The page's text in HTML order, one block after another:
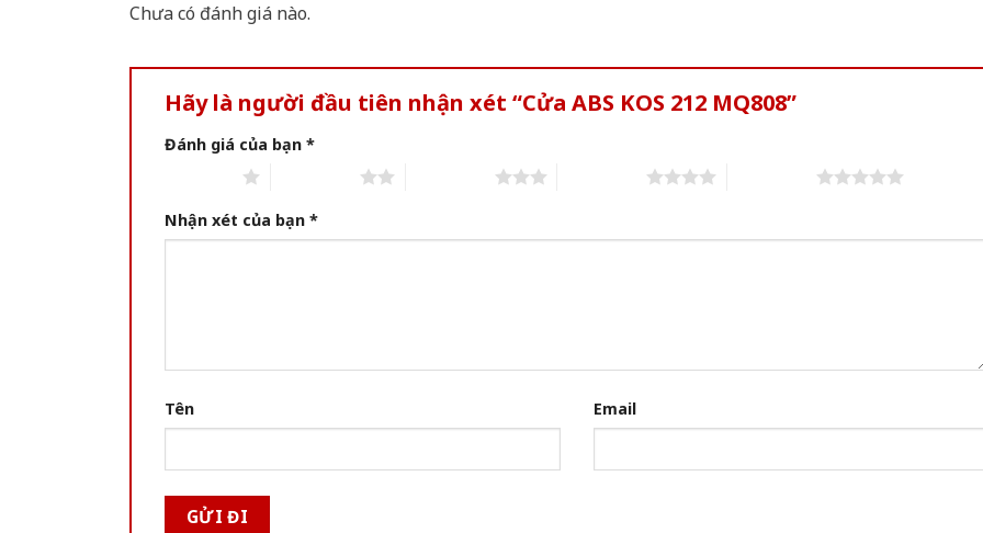
Chưa có đánh giá nào.
Hãy là người đầu tiên nhận xét “Cửa ABS KOS 212 MQ808”
Đánh giá của bạn *
Nhận xét của bạn *
Tên Email